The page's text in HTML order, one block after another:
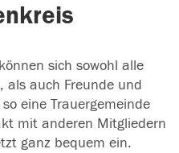
sich sowohl alle
als auch Freunde und
eine Trauergemeinde
mit anderen Mitgliedern
ganz bequem ein.